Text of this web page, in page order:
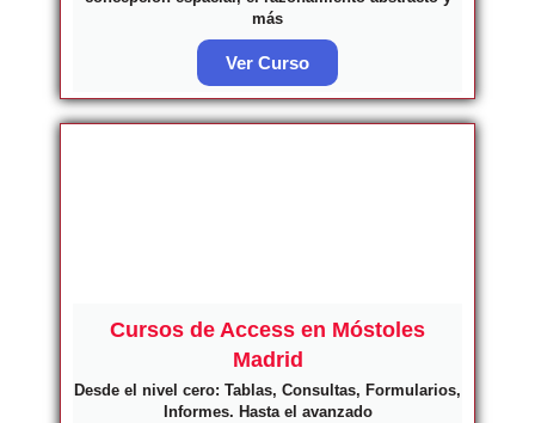
más
Ver Curso
Cursos de Access en Móstoles
Madrid
Desde el nivel cero: Tablas, Consultas, Formularios,
Informes. Hasta el avanzado